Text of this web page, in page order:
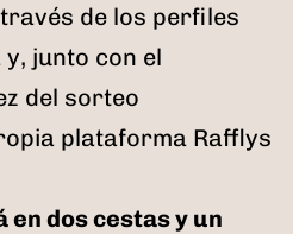
de los perfiles
junto con el
del sorteo
plataforma Rafflys
dos cestas y un